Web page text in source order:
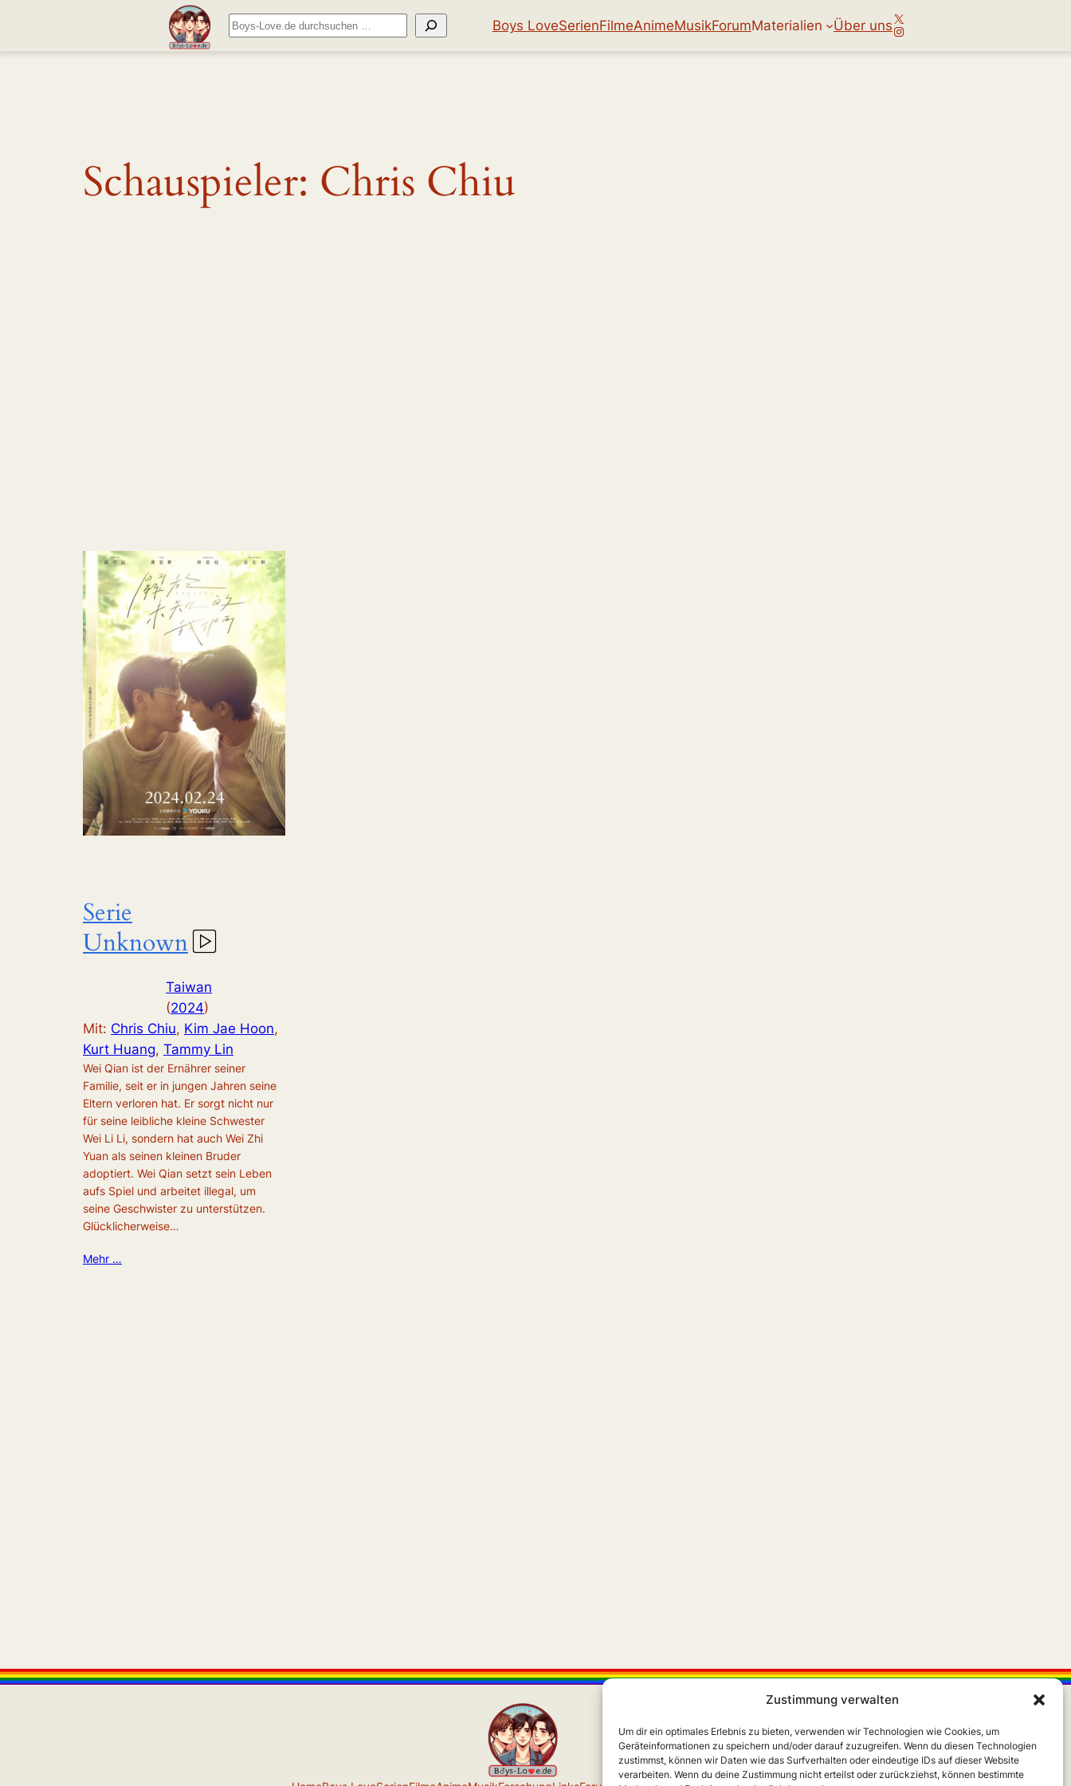
Zustimmung verwalten
Um dir ein optimales Erlebnis zu bieten, verwenden wir Technologien wie Cookies, um
Geräteinformationen zu speichern und/oder darauf zuzugreifen. Wenn du diesen Technologien
zustimmst, können wir Daten wie das Surfverhalten oder eindeutige IDs auf dieser Website
verarbeiten. Wenn du deine Zustimmung nicht erteilst oder zurückziehst, können bestimmte
Suchen Boys LoveSerienFilmeAnimeMusikForumMaterialien Über unsX
Instagram
Schauspieler: Chris Chiu
Serie
Unknown
Taiwan
(2024)
Mit: Chris Chiu, Kim Jae Hoon
Kurt Huang, Tammy Lin
Wei Qian ist der Ernährer seiner
Familie, seit er in jungen Jahren seine
Eltern verloren hat. Er sorgt nicht nur
für seine leibliche kleine Schwester
Wei Li Li, sondern hat auch Wei Zhi
Yuan als seinen kleinen Bruder
adoptiert. Wei Qian setzt sein Leben
aufs Spiel und arbeitet illegal, um
seine Geschwister zu unterstützen.
Glücklicherweise…
Mehr …